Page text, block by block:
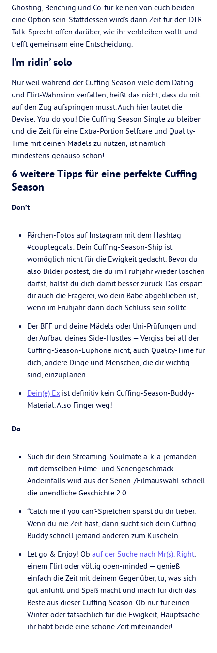
Ghosting, Benching und Co. für keinen von euch beiden
eine Option sein. Stattdessen wird’s dann Zeit für den DTR-
Talk. Sprecht offen darüber, wie ihr verbleiben wollt und
trefft gemeinsam eine Entscheidung.
I’m ridin’ solo
Nur weil während der Cuffing Season viele dem Dating-
und Flirt-Wahnsinn verfallen, heißt das nicht, dass du mit
auf den Zug aufspringen musst. Auch hier lautet die
Devise: You do you! Die Cuffing Season Single zu bleiben
und die Zeit für eine Extra-Portion Selfcare und Quality-
Time mit deinen Mädels zu nutzen, ist nämlich
mindestens genauso schön!
6 weitere Tipps für eine perfekte Cuffing
Season
Don’t
Pärchen-Fotos auf Instagram mit dem Hashtag
#couplegoals: Dein Cuffing-Season-Ship ist
womöglich nicht für die Ewigkeit gedacht. Bevor du
also Bilder postest, die du im Frühjahr wieder löschen
darfst, hältst du dich damit besser zurück. Das erspart
dir auch die Fragerei, wo dein Babe abgeblieben ist,
wenn im Frühjahr dann doch Schluss sein sollte.
Der BFF und deine Mädels oder Uni-Prüfungen und
der Aufbau deines Side-Hustles — Vergiss bei all der
Cuffing-Season-Euphorie nicht, auch Quality-Time für
dich, andere Dinge und Menschen, die dir wichtig
sind, einzuplanen.
Dein(e) Ex ist definitiv kein Cuffing-Season-Buddy-
Material. Also Finger weg!
Do
Such dir dein Streaming-Soulmate a. k. a. jemanden
mit demselben Filme- und Seriengeschmack.
Andernfalls wird aus der Serien-/Filmauswahl schnell
die unendliche Geschichte 2.0.
“Catch me if you can”-Spielchen sparst du dir lieber.
Wenn du nie Zeit hast, dann sucht sich dein Cuffing-
Buddy schnell jemand anderen zum Kuscheln.
Let go & Enjoy! Ob auf der Suche nach Mr(s). Right,
einem Flirt oder völlig open-minded — genieß
einfach die Zeit mit deinem Gegenüber, tu, was sich
gut anfühlt und Spaß macht und mach für dich das
Beste aus dieser Cuffing Season. Ob nur für einen
Winter oder tatsächlich für die Ewigkeit, Hauptsache
ihr habt beide eine schöne Zeit miteinander!